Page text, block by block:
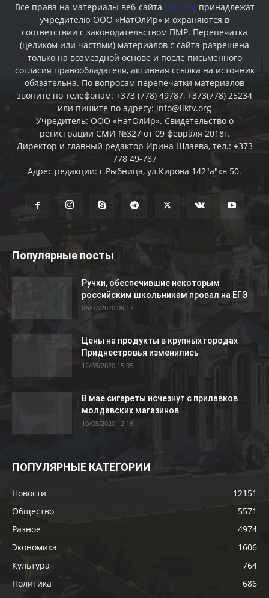
Все права на материалы веб-сайта liktv.org принадлежат
учредителю ООО «НатОлИр» и охраняются в
соответствии с законодательством ПМР. Перепечатка
(целиком или частями) материалов c сайта разрешена
только на возмездной основе и после письменного
согласия правообладателя, активная ссылка на источник
обязательна. По вопросам перепечатки материалов
звоните по телефонам: +373 (778) 49787, +373(778) 25234
или пишите по адресу: info@liktv.org
Учредитель: ООО «НатОлИр». Свидетельство о
регистрации СМИ №327 от 09 февраля 2018г.
Директор и главный редактор Ирина Шлаева, тел.: +373
778 49-787
Адрес редакции: г.Рыбница, ул.Кирова 142"а"кв 50.
Популярные посты
Ручки, обеспечившие некоторым
российским школьникам провал на ЕГЭ
06/07/2020 09:17
Цены на продукты в крупных городах
Приднестровья изменились
12/03/2020 15:05
В мае сигареты исчезнут с прилавков
молдавских магазинов
10/03/2020 12:16
ПОПУЛЯРНЫЕ КАТЕГОРИИ
Новости
12151
Общество
5571
Разное
4974
Экономика
1606
Культура
764
Политика
686